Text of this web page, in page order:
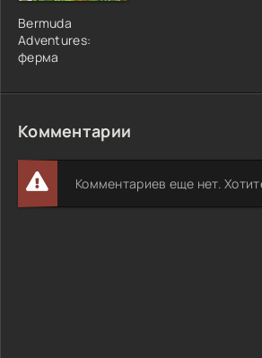
Bermuda
Adventures:
ферма
Комментарии
Комментариев еще нет.